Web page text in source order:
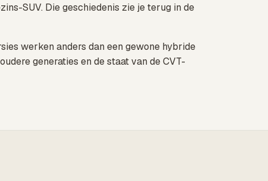
SUV. Die geschiedenis zie je terug in de
werken anders dan een gewone hybride
generaties en de staat van de CVT-